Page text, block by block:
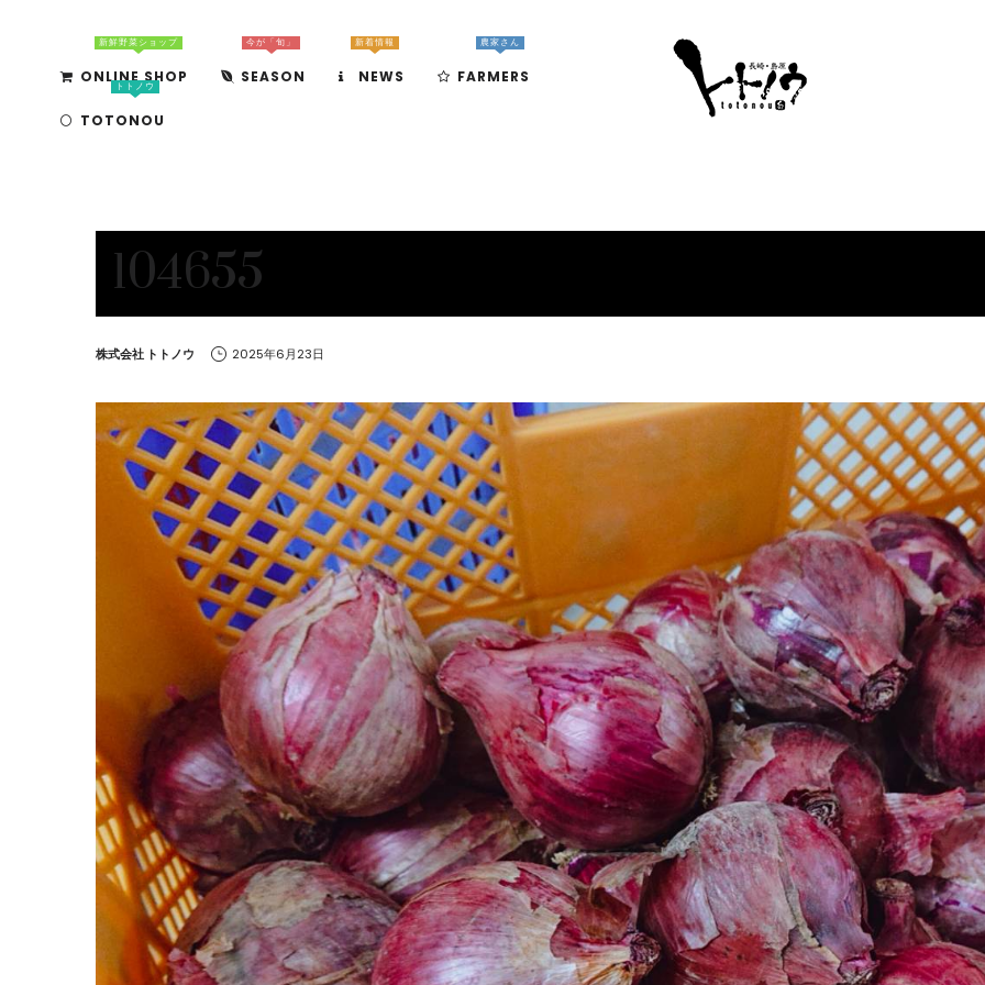
ONLINE SHOP
新鮮野菜ショップ
SEASON
今が「旬」
NEWS
新着情報
FARMERS
農家さん
TOTONOU
トトノウ
104655
by
株式会社 トトノウ 2025年6月23日